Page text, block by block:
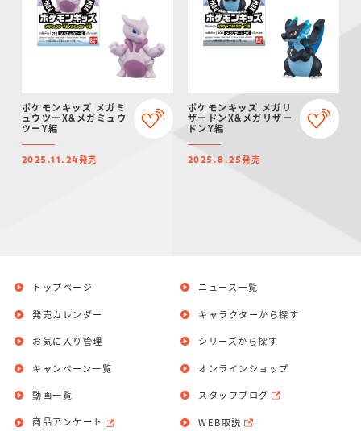
ポケモンキッズ メガミ
ュウツーX&メガミュウ
ツーY編
2025.11.24発売
ポケモンキッズ メガリ
ザードンX&メガリザー
ドンY編
2025.8.25発売
トップページ
発売カレンダー
お気に入り管理
ニュース一覧
キャラクターから探す
シリーズから探す
キャンペーン一覧
動画一覧
商品アンケート
オンラインショップ
スタッフブログ
WEB取説